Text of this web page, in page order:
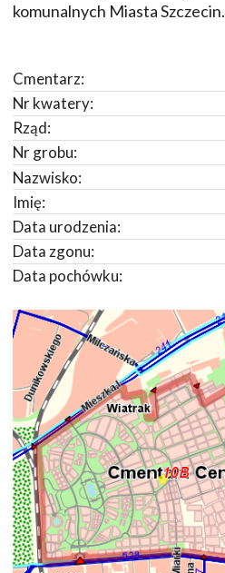
komunalnych Miasta Szczecin.
Cmentarz:
Nr kwatery:
Rząd:
Nr grobu:
Nazwisko:
Imię:
Data urodzenia:
Data zgonu:
Data pochówku: